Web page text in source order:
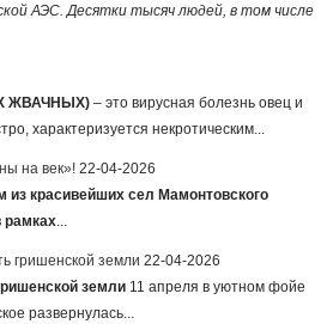
АЭС. Десятки тысяч людей, в том числе
ЖВАЧНЫХ) – это вирусная болезнь овец и
характеризуется некротическим...
на век»! 22-04-2026
из красивейших сел Мамонтовского
рамках...
гришенской земли 22-04-2026
земли 11 апреля в уютном фойе
развернулась...